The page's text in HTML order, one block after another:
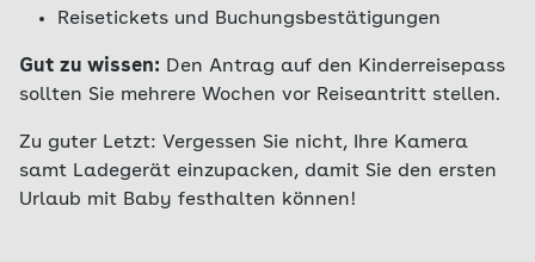
Reisetickets und Buchungsbestätigungen
Gut zu wissen: Den Antrag auf den Kinderreisepass
sollten Sie mehrere Wochen vor Reiseantritt stellen.
Zu guter Letzt: Vergessen Sie nicht, Ihre Kamera
samt Ladegerät einzupacken, damit Sie den ersten
Urlaub mit Baby festhalten können!